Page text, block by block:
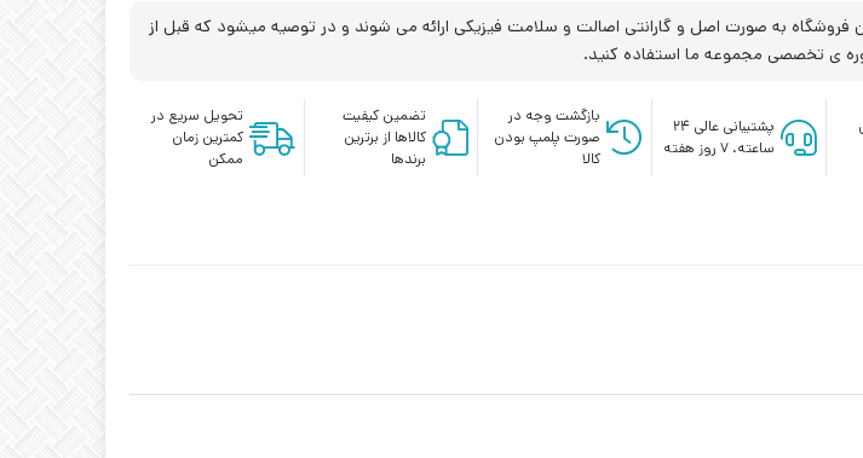
فروشگاه به صورت اصل و گارانتی اصالت و سلامت فیزیکی ارائه می شوند و در توصیه میشود که قبل از
ی تخصصی مجموعه ما استفاده کنید.
پشتیبانی عالی ۲۴
ساعته، ۷ روز هفته
بازگشت وجه در
صورت پلمپ بودن
کالا
تضمین کیفیت
کالاها از برترین
برندها
تحویل سریع در
کمترین زمان
ممکن